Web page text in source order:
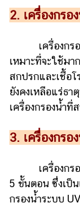
แต่งงาน
เด็ก
สัตว์
เลี้ยง
แอปฯ
กระปุก
2. เครื่องกร
เครื่องกรองน้
เหมาะที่จะใช้มา
สกปรกและเชื้อ
ยังคงเหลือแร่ธา
เครื่องกรองน้ำที่
3. เครื่องกร
เครื่องกรอง
5 ขั้นตอน ซึ่งเป็
กรองน้ำระบบ